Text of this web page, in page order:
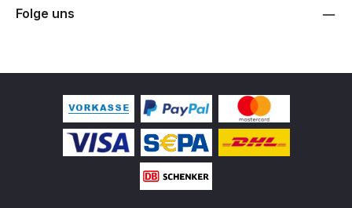
Folge uns